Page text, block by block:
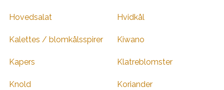
Hovedsalat Hvidkål
Kalettes / blomkålsspirer Kiwano
Kapers Klatreblomster
Knold Koriander